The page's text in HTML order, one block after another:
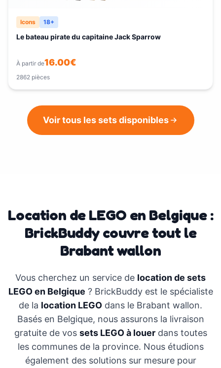
Icons 18+
Le bateau pirate du capitaine Jack Sparrow
À partir de16.00€
2862 pièces
Voir tous les sets disponibles
Location de LEGO en Belgique :
BrickBuddy couvre tout le
Brabant wallon
Vous cherchez un service de location de sets
LEGO en Belgique ? BrickBuddy est le spécialiste
de la location LEGO dans le Brabant wallon.
Basés en Belgique, nous assurons la livraison
gratuite de vos sets LEGO à louerdans toutes
les communes de la province. Nous étudions
également des solutions sur mesure pour